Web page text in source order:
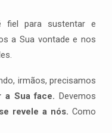
fiel para sustentar e
a Sua vontade e nos
irmãos, precisamos
a Sua face. Devemos
se revele a nós. Como